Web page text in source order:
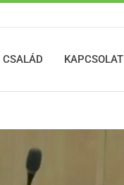
CSALÁD KAPCSOLAT